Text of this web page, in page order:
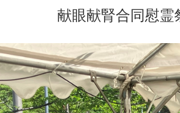
献眼献腎合同慰霊